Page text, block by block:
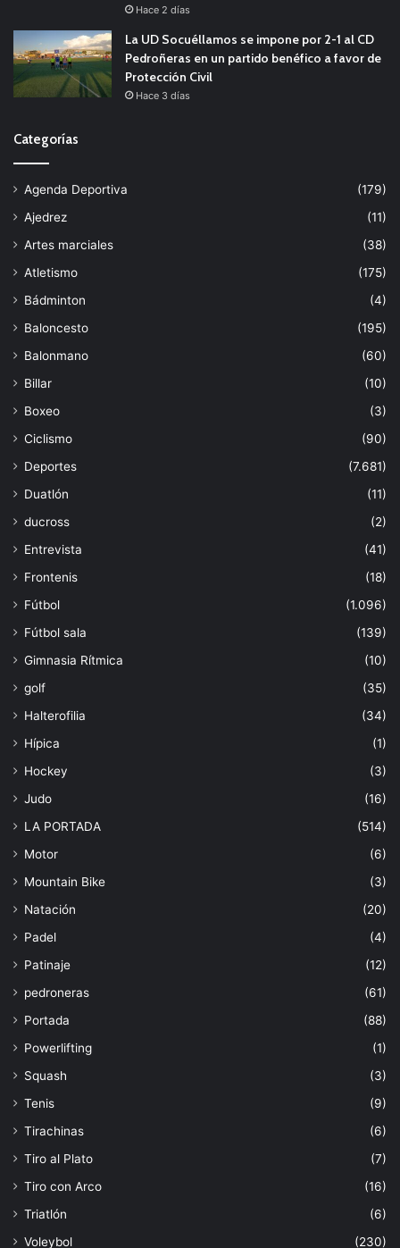
Hace 2 días
La UD Socuéllamos se impone por 2-1 al CD
Pedroñeras en un partido benéfico a favor de
Protección Civil
Hace 3 días
Categorías
Agenda Deportiva
(179)
Ajedrez
(11)
Artes marciales
(38)
Atletismo
(175)
Bádminton
(4)
Baloncesto
(195)
Balonmano
(60)
Billar
(10)
Boxeo
(3)
Ciclismo
(90)
Deportes
(7.681)
Duatlón
(11)
ducross
(2)
Entrevista
(41)
Frontenis
(18)
Fútbol
(1.096)
Fútbol sala
(139)
Gimnasia Rítmica
(10)
golf
(35)
Halterofilia
(34)
Hípica
(1)
Hockey
(3)
Judo
(16)
LA PORTADA
(514)
Motor
(6)
Mountain Bike
(3)
Natación
(20)
Padel
(4)
Patinaje
(12)
pedroneras
(61)
Portada
(88)
Powerlifting
(1)
Squash
(3)
Tenis
(9)
Tirachinas
(6)
Tiro al Plato
(7)
Tiro con Arco
(16)
Triatlón
(6)
Voleybol
(230)